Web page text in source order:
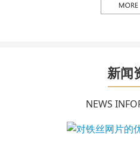
新闻
NEWS